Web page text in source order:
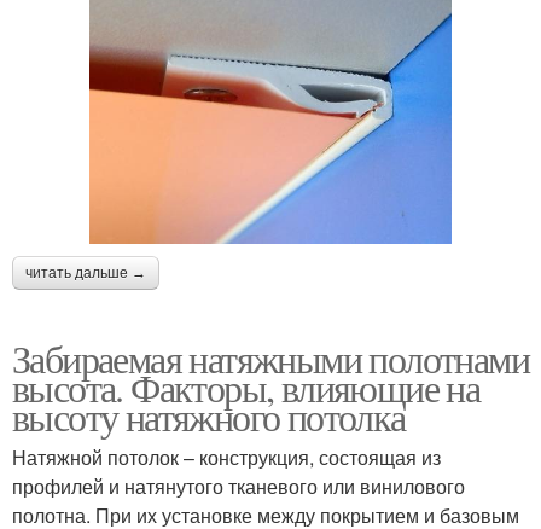
читать дальше →
Забираемая натяжными полотнами
высота. Факторы, влияющие на
высоту натяжного потолка
Натяжной потолок – конструкция, состоящая из
профилей и натянутого тканевого или винилового
полотна. При их установке между покрытием и базовым